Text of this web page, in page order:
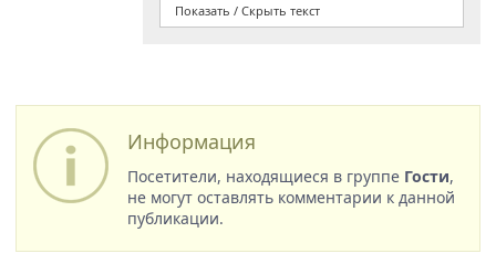
Показать / Скрыть текст
Информация
Посетители, находящиеся в группе Гости,
не могут оставлять комментарии к данной
публикации.